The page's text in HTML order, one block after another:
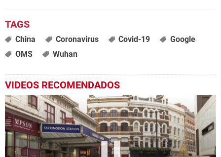
China Coronavirus Covid-19
Google
OMS
Wuhan
VIDEOS RECOMENDADOS